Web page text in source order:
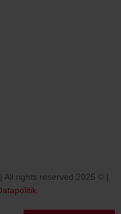
All rights reserved 2025 © |